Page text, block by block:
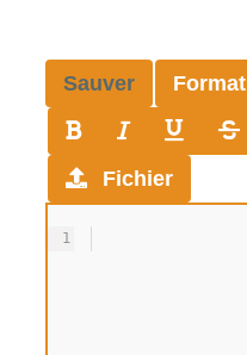
Sauver Format
Fichier
1